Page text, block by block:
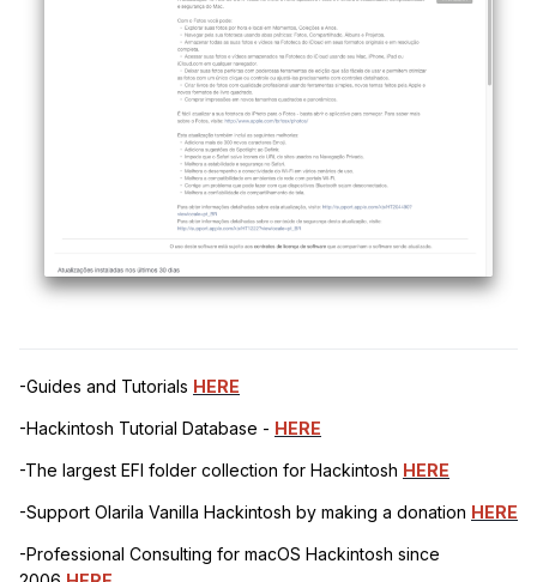
-Guides and Tutorials HERE
-Hackintosh Tutorial Database - HERE
-The largest EFI folder collection for Hackintosh HERE
-Support Olarila Vanilla Hackintosh by making a donation HERE
-Professional Consulting for macOS Hackintosh since